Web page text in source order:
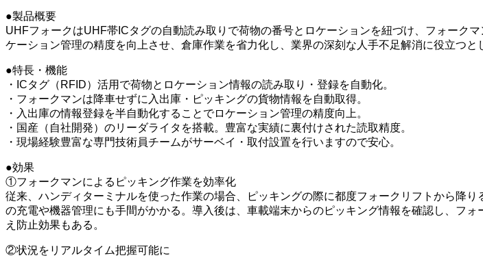
●製品概要
UHFフォークはUHF帯ICタグの自動読み取りで荷物の番号とロケーションを紐づけ、フォーク
ケーション管理の精度を向上させ、倉庫作業を省力化し、業界の深刻な人手不足解消に役立つと
●特長・機能
・ICタグ（RFID）活用で荷物とロケーション情報の読み取り・登録を自動化。
・フォークマンは降車せずに入出庫・ピッキングの貨物情報を自動取得。
・入出庫の情報登録を半自動化することでロケーション管理の精度向上。
・国産（自社開発）のリーダライタを搭載。豊富な実績に裏付けされた読取精度。
・現場経験豊富な専門技術員チームがサーベイ・取付設置を行いますので安心。
●効果
①フォークマンによるピッキング作業を効率化
従来、ハンディターミナルを使った作業の場合、ピッキングの際に都度フォークリフトから降
の充電や機器管理にも手間がかかる。導入後は、車載端末からのピッキング情報を確認し、フ
え防止効果もある。
②状況をリアルタイム把握可能に